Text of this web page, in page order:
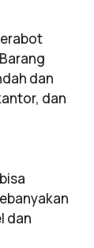
dan
dan
dan